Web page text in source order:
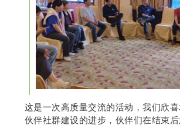
这是一次高质量交流的活动，我们欣
伙伴社群建设的进步，伙伴们在结束